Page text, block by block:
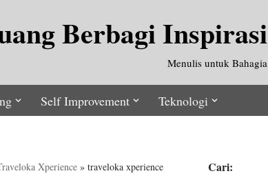
Berbagi Inspirasi
Menulis untuk Bahagia
Self Improvement Teknologi
Xperience» traveloka xperience
Cari: